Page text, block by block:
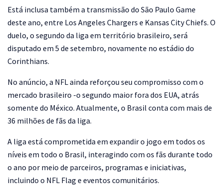
Está inclusa também a transmissão do São Paulo Game
deste ano, entre Los Angeles Chargers e Kansas City Chiefs. O
duelo, o segundo da liga em território brasileiro, será
disputado em 5 de setembro, novamente no estádio do
Corinthians.
No anúncio, a NFL ainda reforçou seu compromisso com o
mercado brasileiro -o segundo maior fora dos EUA, atrás
somente do México. Atualmente, o Brasil conta com mais de
36 milhões de fãs da liga.
A liga está comprometida em expandir o jogo em todos os
níveis em todo o Brasil, interagindo com os fãs durante todo
o ano por meio de parceiros, programas e iniciativas,
incluindo o NFL Flag e eventos comunitários.